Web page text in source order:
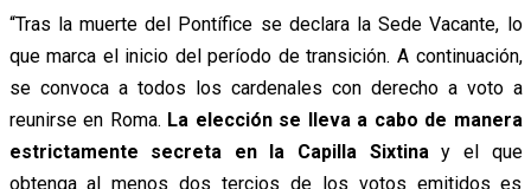
“Tras la muerte del Pontífice se declara la Sede Vacante, lo
que marca el inicio del período de transición. A continuación,
se convoca a todos los cardenales con derecho a voto a
reunirse en Roma. La elección se lleva a cabo de manera
estrictamente secreta en la Capilla Sixtinay el que
obtenga al menos dos tercios de los votos emitidos es